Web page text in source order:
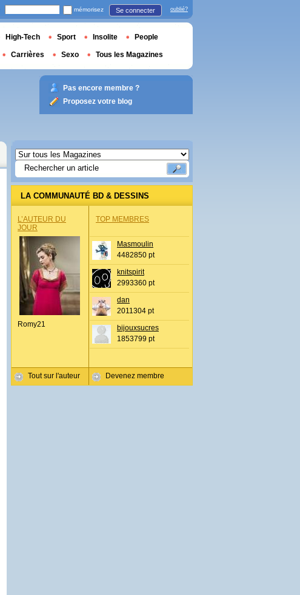
LA COMMUNAUTÉ BD & DESSINS
L’AUTEUR DU
JOUR
Romy21
Tout sur l'auteur
TOP MEMBRES
Masmoulin
4482850 pt
knitspirit
2993360 pt
dan
2011304 pt
bijouxsucres
1853799 pt
Devenez membre
mémorisez Se connecter oublié?
High-Tech Sport Insolite People
Carrières Sexo Tous les Magazines
Pas encore membre ?
Proposez votre blog